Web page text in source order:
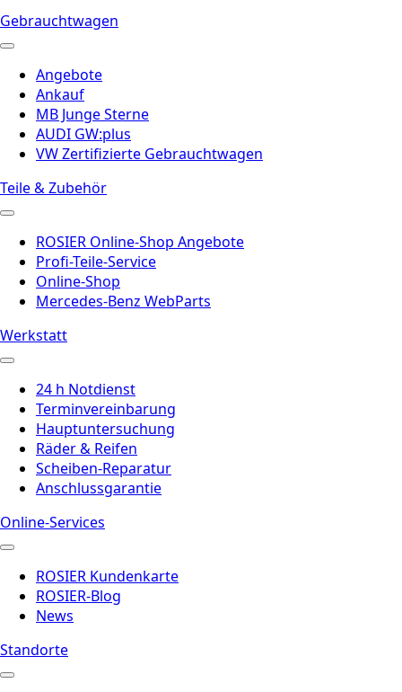
Gebrauchtwagen
Angebote
Ankauf
MB Junge Sterne
AUDI GW:plus
VW Zertifizierte Gebrauchtwagen
Teile & Zubehör
ROSIER Online-Shop Angebote
Profi-Teile-Service
Online-Shop
Mercedes-Benz WebParts
Werkstatt
24 h Notdienst
Terminvereinbarung
Hauptuntersuchung
Räder & Reifen
Scheiben-Reparatur
Anschlussgarantie
Online-Services
ROSIER Kundenkarte
ROSIER-Blog
News
Standorte